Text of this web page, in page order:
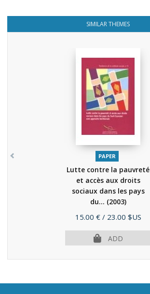
SIMILAR THEMES
PAPER
Lutte contre la pauvreté
et accès aux droits
sociaux dans les pays
du... (2003)
Price
15.00 € / 23.00 $US
ADD